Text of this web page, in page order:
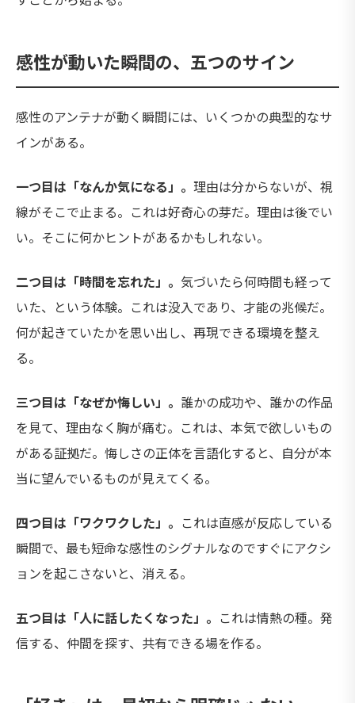
感性が動いた瞬間の、五つのサイン
感性のアンテナが動く瞬間には、いくつかの典型的なサ
インがある。
一つ目は「なんか気になる」。 理由は分からないが、視
線がそこで止まる。これは好奇心の芽だ。理由は後でい
い。そこに何かヒントがあるかもしれない。
二つ目は「時間を忘れた」。 気づいたら何時間も経って
いた、という体験。これは没入であり、才能の兆候だ。
何が起きていたかを思い出し、再現できる環境を整え
る。
三つ目は「なぜか悔しい」。 誰かの成功や、誰かの作品
を見て、理由なく胸が痛む。これは、本気で欲しいもの
がある証拠だ。悔しさの正体を言語化すると、自分が本
当に望んでいるものが見えてくる。
四つ目は「ワクワクした」。 これは直感が反応している
瞬間で、最も短命な感性のシグナルなのですぐにアクシ
ョンを起こさないと、消える。
五つ目は「人に話したくなった」。 これは情熱の種。発
信する、仲間を探す、共有できる場を作る。